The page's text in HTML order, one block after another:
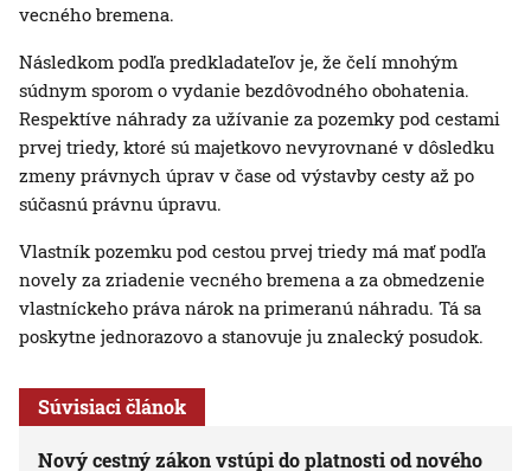
vecného bremena.
Následkom podľa predkladateľov je, že čelí mnohým
súdnym sporom o vydanie bezdôvodného obohatenia.
Respektíve náhrady za užívanie za pozemky pod cestami
prvej triedy, ktoré sú majetkovo nevyrovnané v dôsledku
zmeny právnych úprav v čase od výstavby cesty až po
súčasnú právnu úpravu.
Vlastník pozemku pod cestou prvej triedy má mať podľa
novely za zriadenie vecného bremena a za obmedzenie
vlastníckeho práva nárok na primeranú náhradu. Tá sa
poskytne jednorazovo a stanovuje ju znalecký posudok.
Súvisiaci článok
Nový cestný zákon vstúpi do platnosti od nového